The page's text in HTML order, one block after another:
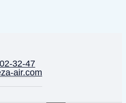
32-47
air.com